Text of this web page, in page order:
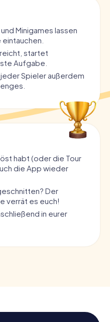
Minigames lassen
startet
Aufgabe.
Spieler außerdem
habt (oder die Tour
die App wieder
Der
verrät es euch!
in eurer